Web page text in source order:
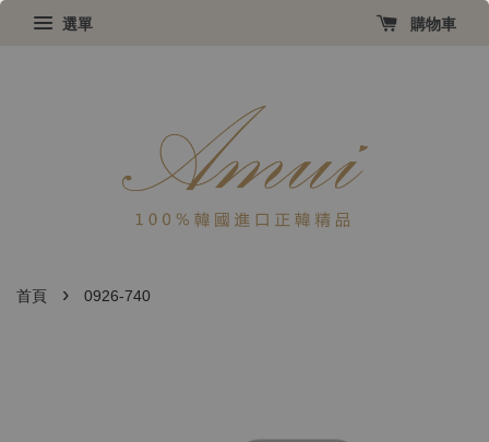
選單 購物車
首頁 › 0926-740